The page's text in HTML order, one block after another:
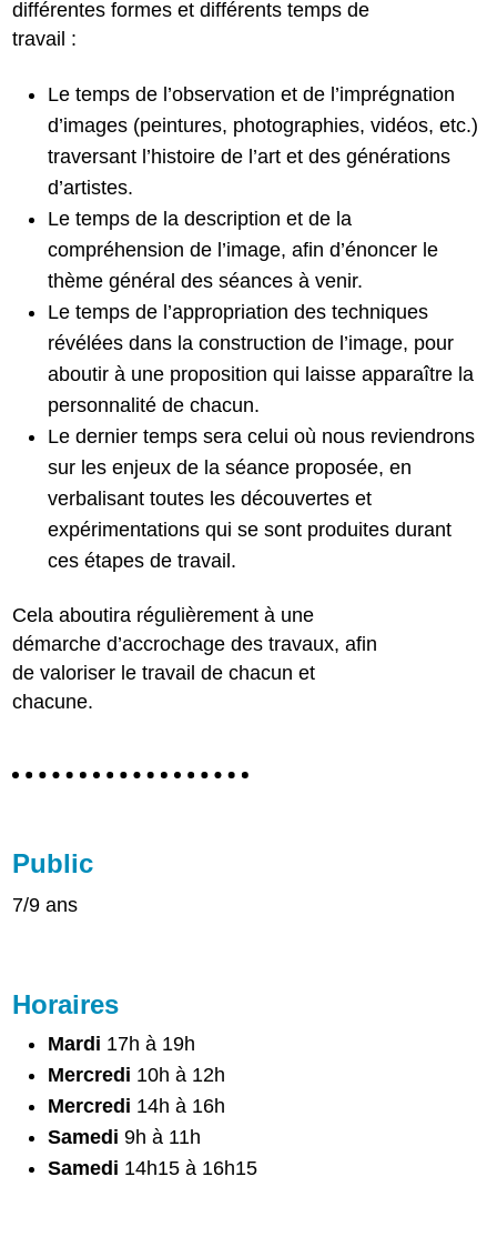
différentes formes et différents temps de
travail :
Le temps de l’observation et de l’imprégnation
d’images (peintures, photographies, vidéos, etc.)
traversant l’histoire de l’art et des générations
d’artistes.
Le temps de la description et de la
compréhension de l’image, afin d’énoncer le
thème général des séances à venir.
Le temps de l’appropriation des techniques
révélées dans la construction de l’image, pour
aboutir à une proposition qui laisse apparaître la
personnalité de chacun.
Le dernier temps sera celui où nous reviendrons
sur les enjeux de la séance proposée, en
verbalisant toutes les découvertes et
expérimentations qui se sont produites durant
ces étapes de travail.
Cela aboutira régulièrement à une
démarche d’accrochage des travaux, afin
de valoriser le travail de chacun et
chacune.
Public
7/9 ans
Horaires
Mardi 17h à 19h
Mercredi 10h à 12h
Mercredi 14h à 16h
Samedi 9h à 11h
Samedi 14h15 à 16h15